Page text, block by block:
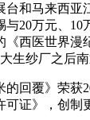
和马来西
20万元、
西医世界
纱厂之后
覆》荣获
证》，创制